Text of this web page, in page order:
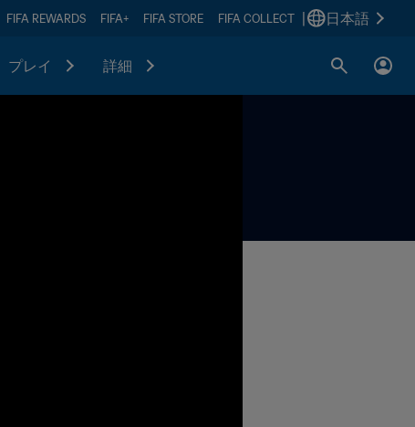
FIFA REWARDS FIFA+ FIFA STORE FIFA COLLECT 日本語
プレイ 詳細